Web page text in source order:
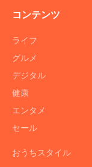
コンテンツ
ライフ
グルメ
デジタル
健康
エンタメ
セール
おうちスタイル